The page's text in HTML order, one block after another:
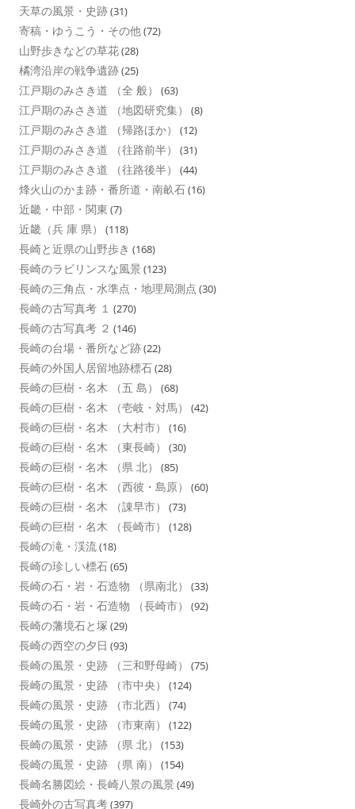
天草の風景・史跡(31)
寄稿・ゆうこう・その他(72)
山野歩きなどの草花(28)
橘湾沿岸の戦争遺跡(25)
江戸期のみさき道 （全 般） (63)
江戸期のみさき道 （地図研究集） (8)
江戸期のみさき道 （帰路ほか） (12)
江戸期のみさき道 （往路前半） (31)
江戸期のみさき道 （往路後半） (44)
烽火山のかま跡・番所道・南畝石(16)
近畿・中部・関東 (7)
近畿（兵 庫 県） (118)
長崎と近県の山野歩き (168)
長崎のラビリンスな風景 (123)
長崎の三角点・水準点・地理局測点 (30)
長崎の古写真考 １ (270)
長崎の古写真考 ２ (146)
長崎の台場・番所など跡(22)
長崎の外国人居留地跡標石(28)
長崎の巨樹・名木 （五 島） (68)
長崎の巨樹・名木 （壱岐・対馬） (42)
長崎の巨樹・名木 （大村市） (16)
長崎の巨樹・名木 （東長崎） (30)
長崎の巨樹・名木 （県 北） (85)
長崎の巨樹・名木 （西彼・島原） (60)
長崎の巨樹・名木 （諌早市） (73)
長崎の巨樹・名木 （長崎市） (128)
長崎の滝・渓流(18)
長崎の珍しい標石(65)
長崎の石・岩・石造物 （県南北） (33)
長崎の石・岩・石造物 （長崎市） (92)
長崎の藩境石と塚 (29)
長崎の西空の夕日 (93)
長崎の風景・史跡 （三和野母崎） (75)
長崎の風景・史跡 （市中央） (124)
長崎の風景・史跡 （市北西） (74)
長崎の風景・史跡 （市東南） (122)
長崎の風景・史跡 （県 北） (153)
長崎の風景・史跡 （県 南） (154)
長崎名勝図絵・長崎八景の風景 (49)
長崎外の古写真考(397)